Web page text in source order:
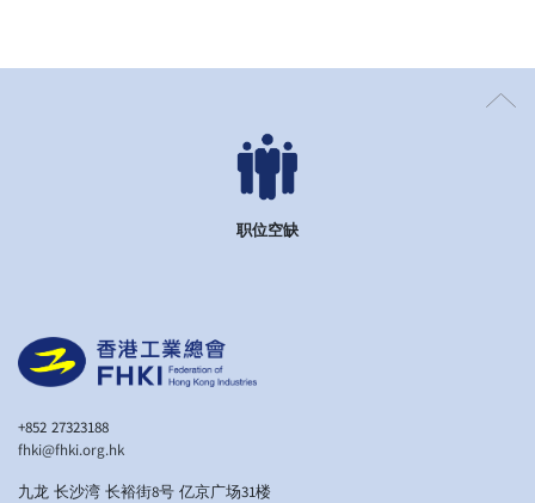
+852 27323188
fhki@fhki.org.hk
九龙 长沙湾 长裕街8号 亿京广场31楼
职位空缺